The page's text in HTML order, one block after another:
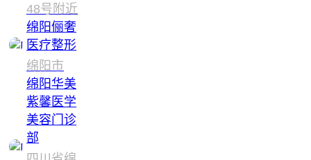
48号附近
绵阳俪奢
医疗整形
绵阳市
绵阳华美
紫馨医学
美容门诊
部